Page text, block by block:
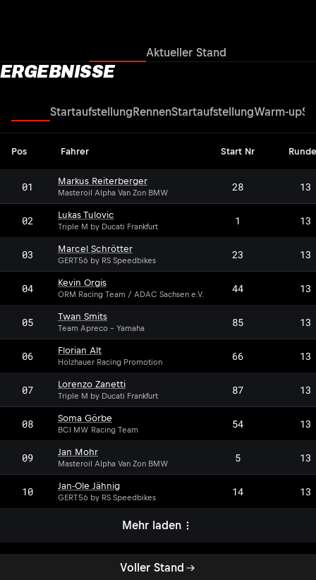
Aktueller Stand
ERGEBNISSE
Voller Stand
StartaufstellungRennenStartaufstellungWarm-up
Pos Fahrer Start Nr
01 Markus Reiterberger
Masteroil Alpha Van Zon BMW 28 13
02 Lukas Tulovic
Triple M by Ducati Frankfurt 1 13
03 Marcel Schrötter
GERT56 by RS Speedbikes 23 13
04 Kevin Orgis
ORM Racing Team / ADAC Sachsen e.V. 44 13
05 Twan Smits
Team Apreco - Yamaha 85 13
06 Florian Alt
Holzhauer Racing Promotion 66 13
07 Lorenzo Zanetti
Triple M by Ducati Frankfurt 87 13
08 SG
Soma Görbe
BCI MW Racing Team 54 13
09 JM
Jan Mohr
Masteroil Alpha Van Zon BMW 5 13
10 Jan-Ole Jähnig
GERT56 by RS Speedbikes 14 13
Mehr laden